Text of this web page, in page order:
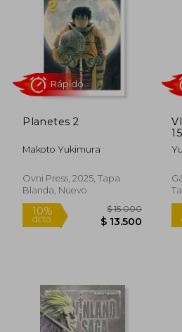
Planetes 2
Makoto Yukimura
Ovni Press, 2025, Tapa
Blanda, Nuevo